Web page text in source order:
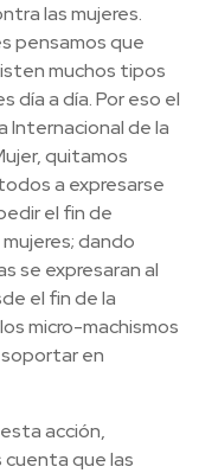
las mujeres.
pensamos que
muchos tipos
día a día. Por eso el
Internacional de la
quitamos
a expresarse
el fin de
dando
se expresaran al
el fin de la
micro-machismos
en
acción,
cuenta que las